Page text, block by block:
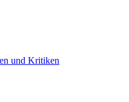
und Kritiken